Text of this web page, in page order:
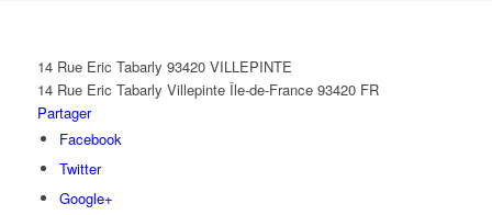
14 Rue Eric Tabarly 93420 VILLEPINTE
14 Rue Eric Tabarly Villepinte Île-de-France 93420 FR
Partager
Facebook
Twitter
Google+